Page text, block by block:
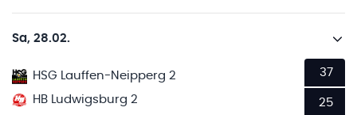
Sa, 28.02.
HSG Lauffen-Neipperg 2
HB Ludwigsburg 2
37
25